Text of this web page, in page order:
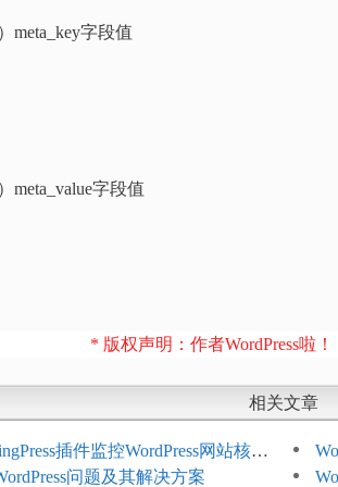
meta_key字段值
meta_value字段值
* 版权声明：作者WordPress啦！
相关文章
插件监控WordPress网站核心
）
化
问题及其解决方案